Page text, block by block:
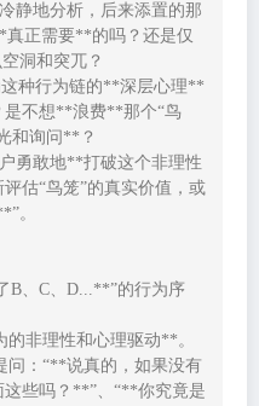
静地分析，后来添置的那
正需要**的吗？还是仅
洞和突兀？
种行为链的**深层心理**
不想**浪费**那个“鸟
和询问**？
勇敢地**打破这个非理性
估“鸟笼”的真实价值，或
。
B、C、D...**”的行为序
的非理性和心理驱动**。
问：“**说真的，如果没有
些吗？**”、“**你究竟是